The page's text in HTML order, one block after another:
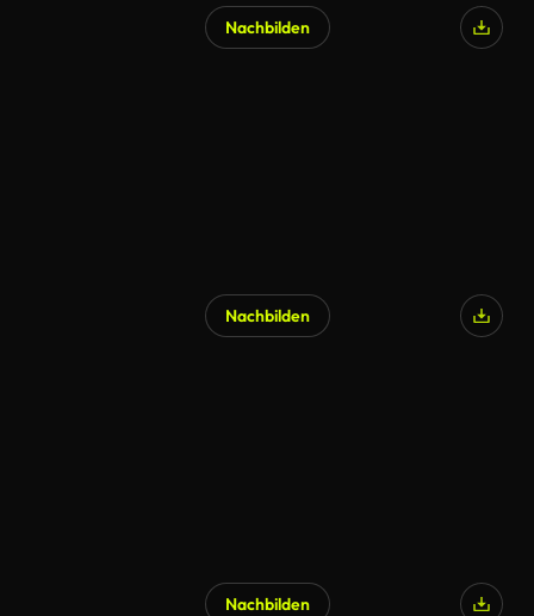
Nachbilden
Nachbilden
Nachbilden